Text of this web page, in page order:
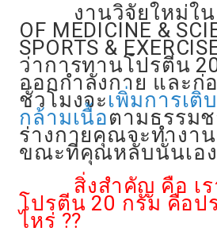
งานวิจัยใหม่ใน
OF MEDICINE &
SPORTS &
ว่าการทานโปรตีน
ออกกำลังกาย และก่
ชั่วโมงจะเพิ่มการเติ
กล้ามเนื้อตามธรรมช
ร่างกายคุณจะทำงา
ขณะที่คุณหลับนั่นเอง
สิ่งสำคัญ คือ เ
โปรตีน 20 กรัม คือป
ไหร่ ??